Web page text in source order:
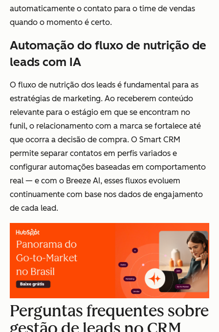
automaticamente o contato para o time de vendas
quando o momento é certo.
Automação do fluxo de nutrição de
leads com IA
O fluxo de nutrição dos leads é fundamental para as
estratégias de marketing. Ao receberem conteúdo
relevante para o estágio em que se encontram no
funil, o relacionamento com a marca se fortalece até
que ocorra a decisão de compra. O Smart CRM
permite separar contatos em perfis variados e
configurar automações baseadas em comportamento
real — e com o Breeze AI, esses fluxos evoluem
continuamente com base nos dados de engajamento
de cada lead.
Perguntas frequentes sobre